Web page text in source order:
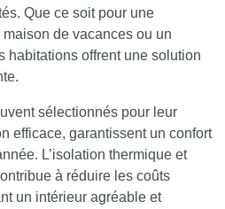
Que ce soit pour une
de vacances ou un
habitations offrent une solution
sélectionnés pour leur
efficace, garantissent un confort
L’isolation thermique et
à réduire les coûts
un intérieur agréable et